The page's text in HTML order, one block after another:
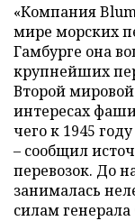
«Компания
мире морских
Гамбурге она
крупнейших
Второй
интересах
чего к 1945
– сообщил
перевозок. До
занималась
силам